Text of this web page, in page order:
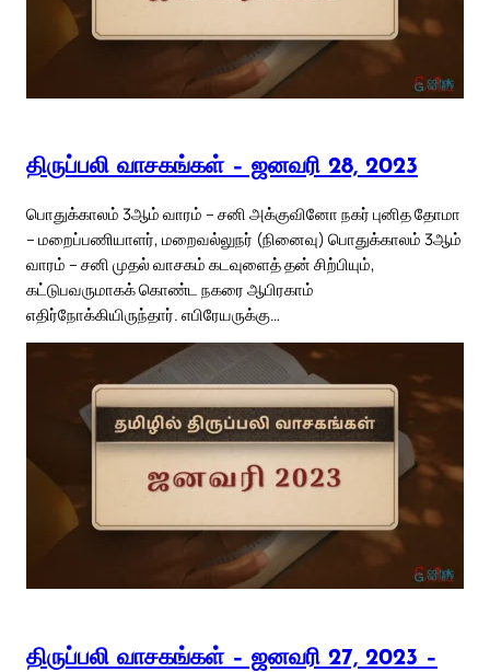
திருப்பலி வாசகங்கள் – ஜனவரி 28, 2023
பொதுக்காலம் 3ஆம் வாரம் – சனி அக்குவினோ நகர் புனித தோமா
– மறைப்பணியாளர், மறைவல்லுநர் (நினைவு) பொதுக்காலம் 3ஆம்
வாரம் – சனி முதல் வாசகம் கடவுளைத் தன் சிற்பியும்,
கட்டுபவருமாகக் கொண்ட நகரை ஆபிரகாம்
எதிர்நோக்கியிருந்தார். எபிரேயருக்கு…
திருப்பலி வாசகங்கள் – ஜனவரி 27, 2023 –